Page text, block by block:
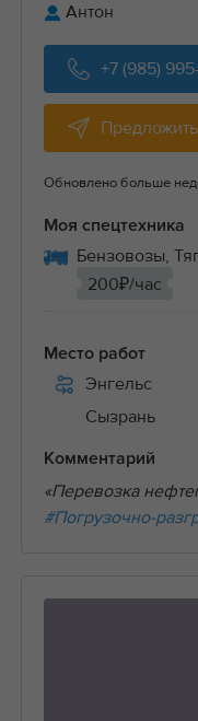
Антон
+7 (985)
Обновлено больше
Моя спецтехника
Бензовозы,
200₽/час
Место работ
Энгельс
Сызрань
Комментарий
«Перевозка
#Погрузочно-